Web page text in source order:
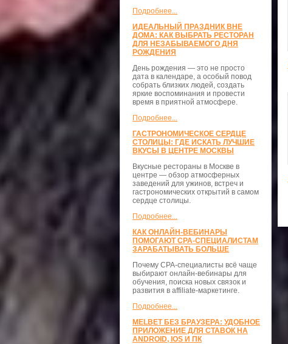
Подробнее...
ИДЕАЛЬНЫЙ ПРАЗДНИК ВНЕ
ДОМА: КАК ВЫБРАТЬ РЕСТОРАН
ДЛЯ НЕЗАБЫВАЕМОГО ДНЯ
РОЖДЕНИЯ
День рождения — это не просто
дата в календаре, а особый повод
собрать близких людей, создать
яркие воспоминания и провести
время в приятной атмосфере.
Подробнее...
ГАСТРОНОМИЧЕСКОЕ СЕРДЦЕ
СТОЛИЦЫ: ГДЕ ИСКАТЬ ЛУЧШИЕ
ВКУСЫ В ЦЕНТРЕ МОСКВЫ
Вкусные рестораны в Москве в
центре — обзор атмосферных
заведений для ужинов, встреч и
гастрономических открытий в самом
сердце столицы.
Подробнее...
КАК ОНЛАЙН-ВЕБИНАРЫ
ПОМОГАЮТ CPA-СПЕЦИАЛИСТАМ
ЗАРАБАТЫВАТЬ БОЛЬШЕ
Почему CPA-специалисты всё чаще
выбирают онлайн-вебинары для
обучения, поиска новых связок и
развития в affiliate-маркетинге.
Подробнее...
MELBET БЕЗ БРАУЗЕРА: УДОБНОЕ
ПРИЛОЖЕНИЕ ДЛЯ СТАВОК НА
ANDROID, IOS И ПК